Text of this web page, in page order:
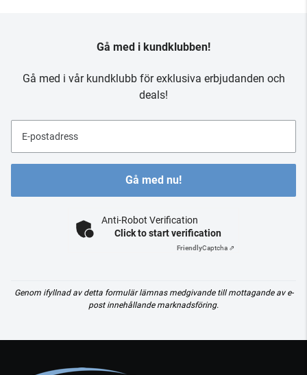
Gå med i kundklubben!
Gå med i vår kundklubb för exklusiva erbjudanden och
deals!
E-postadress
Gå med nu!
Anti-Robot Verification
Click to start verification
FriendlyCaptcha ⇗
Genom ifyllnad av detta formulär lämnas medgivande till mottagande av e-
post innehållande marknadsföring.